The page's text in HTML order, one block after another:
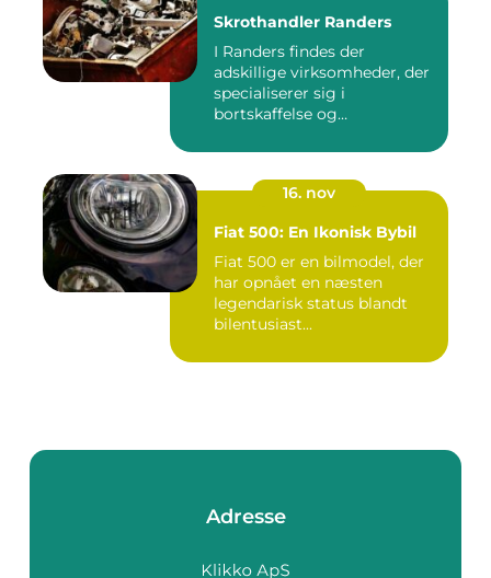
Skrothandler Randers
I Randers findes der
adskillige virksomheder, der
specialiserer sig i
bortskaffelse og
16. nov
Fiat 500: En Ikonisk Bybil
Fiat 500 er en bilmodel, der
har opnået en næsten
legendarisk status blandt
bilentusiast...
Adresse